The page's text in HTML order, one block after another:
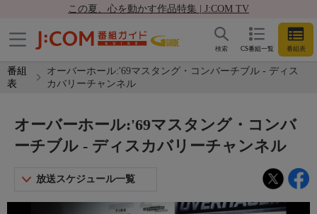
この夏、心を動かす作品特集 | J:COM TV
CS番組一覧 番組表
検索
番組
表
オーバーホール:'69マスタング・コンバーチブル - ディス
カバリーチャンネル
オーバーホール:'69マスタング・コンバ
ーチブル - ディスカバリーチャンネル
放送スケジュール一覧